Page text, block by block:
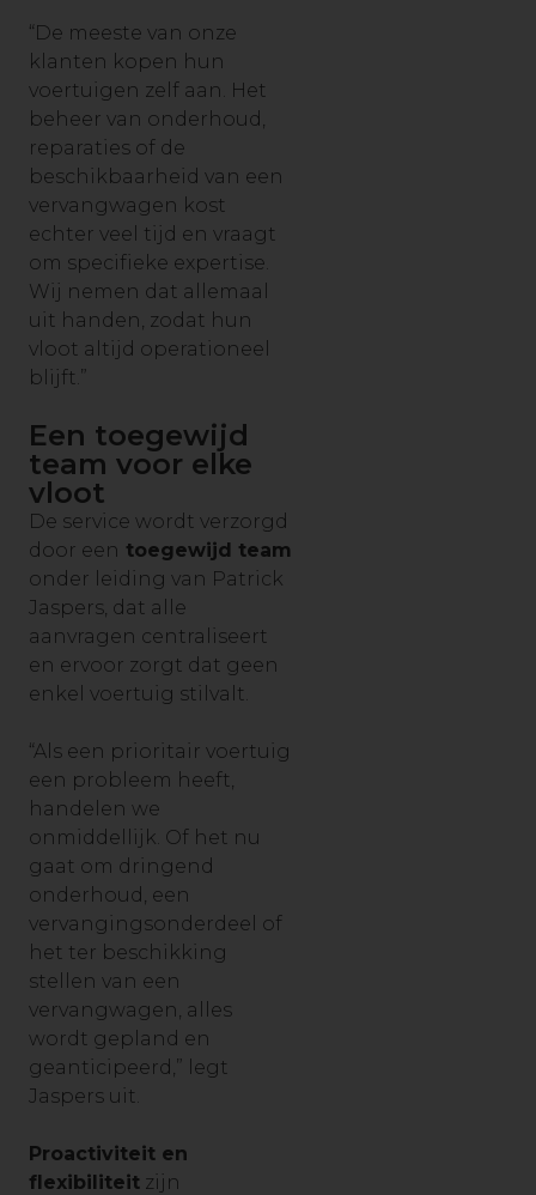
“De meeste van onze
klanten kopen hun
voertuigen zelf aan. Het
beheer van onderhoud,
reparaties of de
beschikbaarheid van een
vervangwagen kost
echter veel tijd en vraagt
om specifieke expertise.
Wij nemen dat allemaal
uit handen, zodat hun
vloot altijd operationeel
blijft.”
Een toegewijd
team voor elke
vloot
De service wordt verzorgd
door een toegewijd team
onder leiding van Patrick
Jaspers, dat alle
aanvragen centraliseert
en ervoor zorgt dat geen
enkel voertuig stilvalt.
“Als een prioritair voertuig
een probleem heeft,
handelen we
onmiddellijk. Of het nu
gaat om dringend
onderhoud, een
vervangingsonderdeel of
het ter beschikking
stellen van een
vervangwagen, alles
wordt gepland en
geanticipeerd,” legt
Jaspers uit.
Proactiviteit en
flexibiliteit zijn